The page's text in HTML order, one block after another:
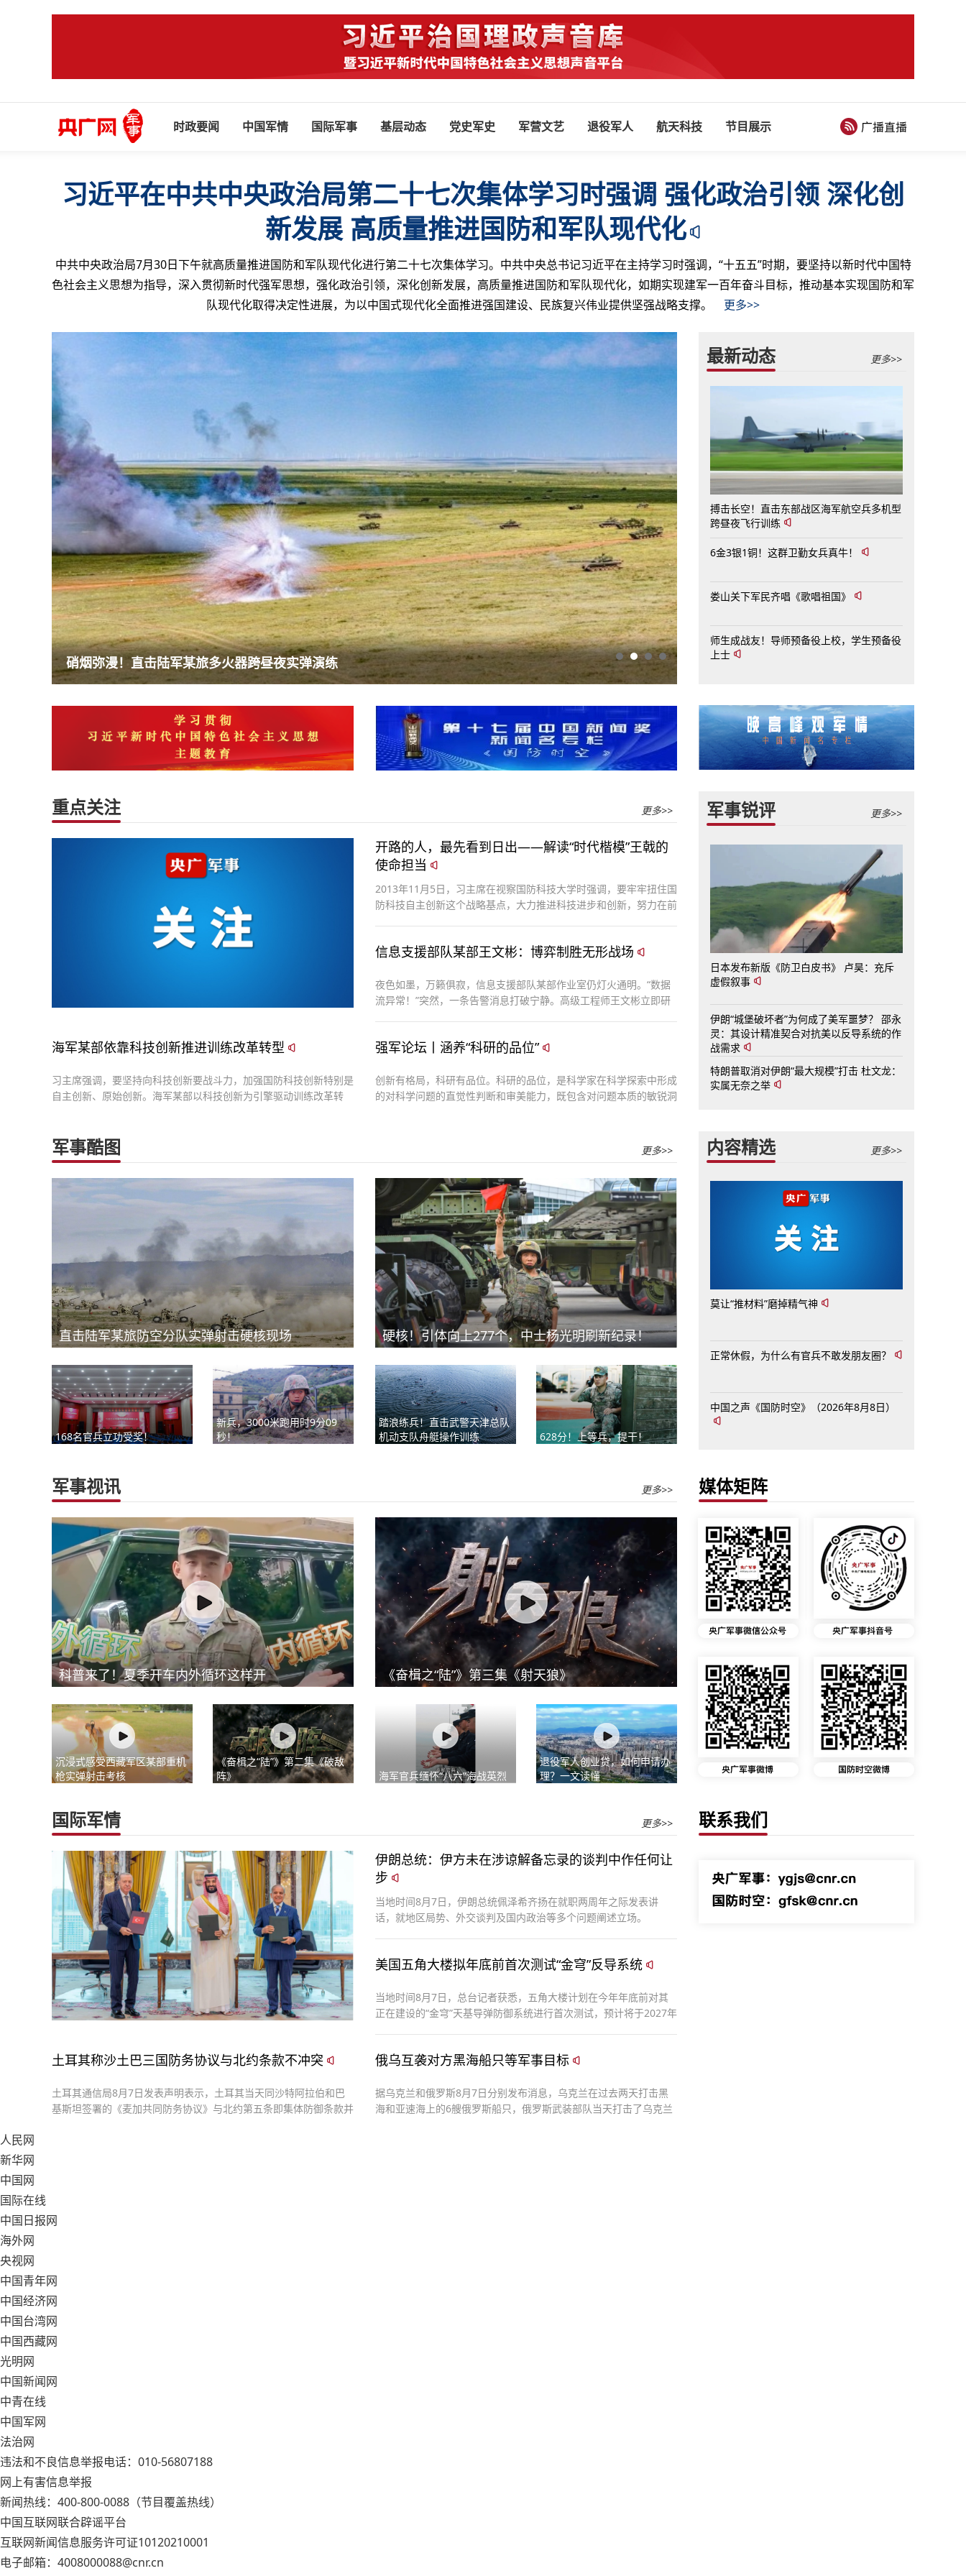
时政要闻 中国军情 国际军事 基层动态 党史军史 军营文艺 退役军人 航天科技 节目展示
习近平在中共中央政治局第二十七次集体学习时强调 强化政治引领 深化创
新发展 高质量推进国防和军队现代化
中共中央政治局7月30日下午就高质量推进国防和军队现代化进行第二十七次集体学习。中共中央总书记习近平在主持学习时强调，“十五五”时期，要坚持以新时代中国特
色社会主义思想为指导，深入贯彻新时代强军思想，强化政治引领，深化创新发展，高质量推进国防和军队现代化，如期实现建军一百年奋斗目标，推动基本实现国防和军
队现代化取得决定性进展，为以中国式现代化全面推进强国建设、民族复兴伟业提供坚强战略支撑。 更多>>
硝烟弥漫！直击陆军某旅多火器跨昼夜实弹演练 乘风破浪！气垫艇海上踏浪出击太帅了
最新动态 更多>>
搏击长空！直击东部战区海军航空兵多机型
跨昼夜飞行训练
6金3银1铜！这群卫勤女兵真牛！
娄山关下军民齐唱《歌唱祖国》
师生成战友！导师预备役上校，学生预备役
上士
重点关注 更多>>
海军某部依靠科技创新推进训练改革转型
习主席强调，要坚持向科技创新要战斗力，加强国防科技创新特别是
自主创新、原始创新。海军某部以科技创新为引擎驱动训练改革转
为锻造能打胜仗的海上精兵注入了强劲动能。
开路的人，最先看到日出——解读“时代楷模”王戟的
使命担当
2013年11月5日，习主席在视察国防科技大学时强调，要牢牢扭住国
防科技自主创新这个战略基点，大力推进科技进步和创新，努力在前
控的新路，为保障大国重器关键软件安全可靠作出重要贡献。
信息支援部队某部王文彬：博弈制胜无形战场
夜色如墨，万籁俱寂，信息支援部队某部作业室仍灯火通明。“数据
流异常！”突然，一条告警消息打破宁静。高级工程师王文彬立即研
强军论坛丨涵养“科研的品位”
创新有格局，科研有品位。科研的品位，是科学家在科学探索中形成
的对科学问题的直觉性判断和审美能力，既包含对问题本质的敏锐洞
军事锐评 更多>>
日本发布新版《防卫白皮书》 卢昊：充斥
虚假叙事
伊朗“城堡破坏者”为何成了美军噩梦？ 邵永
灵：其设计精准契合对抗美以反导系统的作
战需求
特朗普取消对伊朗“最大规模”打击 杜文龙：
实属无奈之举
军事酷图 更多>>
直击陆军某旅防空分队实弹射击硬核现场
168名官兵立功受奖！
新兵，3000米跑用时9分09
秒！
硬核！引体向上277个，中士杨光明刷新纪录！
踏浪练兵！直击武警天津总队
机动支队舟艇操作训练
628分！上等兵，提干！
内容精选 更多>>
莫让“推材料”磨掉精气神
正常休假，为什么有官兵不敢发朋友圈？
中国之声《国防时空》（2026年8月8日）
军事视讯 更多>>
科普来了！夏季开车内外循环这样开
沉浸式感受西藏军区某部重机
枪实弹射击考核
《奋楫之“陆”》第二集《破敌
阵》
《奋楫之“陆”》第三集《射天狼》
海军官兵缅怀“八六”海战英烈
退役军人创业贷，如何申请办
理？一文读懂
媒体矩阵
国际军情 更多>>
土耳其称沙土巴三国防务协议与北约条款不冲突
土耳其通信局8月7日发表声明表示，土耳其当天同沙特阿拉伯和巴
基斯坦签署的《麦加共同防务协议》与北约第五条即集体防御条款并
伊朗总统：伊方未在涉谅解备忘录的谈判中作任何让
步
当地时间8月7日，伊朗总统佩泽希齐扬在就职两周年之际发表讲
话，就地区局势、外交谈判及国内政治等多个问题阐述立场。
美国五角大楼拟年底前首次测试“金穹”反导系统
当地时间8月7日，总台记者获悉，五角大楼计划在今年年底前对其
正在建设的“金穹”天基导弹防御系统进行首次测试，预计将于2027年
俄乌互袭对方黑海船只等军事目标
据乌克兰和俄罗斯8月7日分别发布消息，乌克兰在过去两天打击黑
海和亚速海上的6艘俄罗斯船只，俄罗斯武装部队当天打击了乌克兰
联系我们
人民网
新华网
中国网
国际在线
中国日报网
海外网
央视网
中国青年网
中国经济网
中国台湾网
中国西藏网
光明网
中国新闻网
中青在线
中国军网
法治网
违法和不良信息举报电话：010-56807188
网上有害信息举报
新闻热线：400-800-0088（节目覆盖热线）
中国互联网联合辟谣平台
互联网新闻信息服务许可证10120210001
电子邮箱：4008000088@cnr.cn